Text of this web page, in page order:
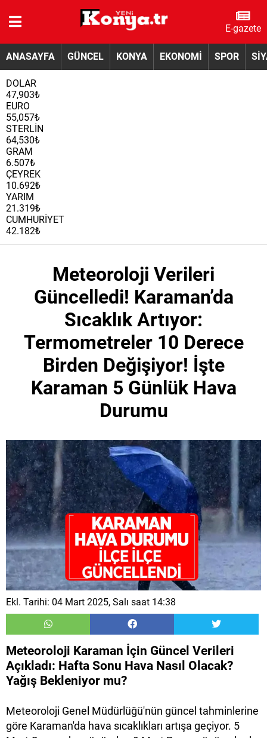
E-gazete
ANASAYFA GÜNCEL KONYA EKONOMİ SPOR
DOLAR
47,903₺
EURO
55,057₺
STERLİN
64,530₺
GRAM
6.507₺
ÇEYREK
10.692₺
YARIM
21.319₺
CUMHURİYET
42.182₺
Meteoroloji Verileri
Güncelledi! Karaman’da
Sıcaklık Artıyor:
Termometreler 10 Derece
Birden Değişiyor! İşte
Karaman 5 Günlük Hava
Durumu
Ekl. Tarihi: 04 Mart 2025, Salı saat 14:38
Meteoroloji Karaman İçin Güncel Verileri
Açıkladı: Hafta Sonu Hava Nasıl Olacak?
Yağış Bekleniyor mu?
Meteoroloji Genel Müdürlüğü'nün güncel tahminlerine
göre Karaman'da hava sıcaklıkları artışa geçiyor. 5